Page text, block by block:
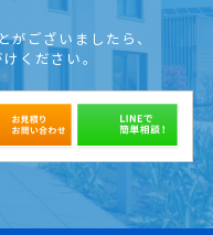
ございましたら、
ください。